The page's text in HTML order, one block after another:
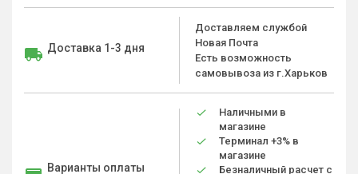
Доставка 1-3 дня
Доставляем службой
Новая Почта
Есть возможность
самовывоза из г.Харьков
Варианты оплаты
Наличными в
магазине
Терминал +3% в
магазине
Безналичный расчет с